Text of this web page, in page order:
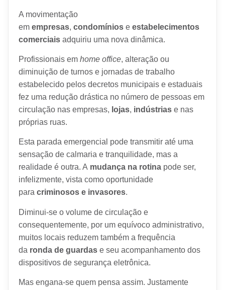
A movimentação
em empresas, condomínios e estabelecimentos
comerciais adquiriu uma nova dinâmica.
Profissionais em home office, alteração ou
diminuição de turnos e jornadas de trabalho
estabelecido pelos decretos municipais e estaduais
fez uma redução drástica no número de pessoas em
circulação nas empresas, lojas, indústrias e nas
próprias ruas.
Esta parada emergencial pode transmitir até uma
sensação de calmaria e tranquilidade, mas a
realidade é outra. A mudança na rotina pode ser,
infelizmente, vista como oportunidade
para criminosos e invasores.
Diminui-se o volume de circulação e
consequentemente, por um equívoco administrativo,
muitos locais reduzem também a frequência
da ronda de guardas e seu acompanhamento dos
dispositivos de segurança eletrônica.
Mas engana-se quem pensa assim. Justamente